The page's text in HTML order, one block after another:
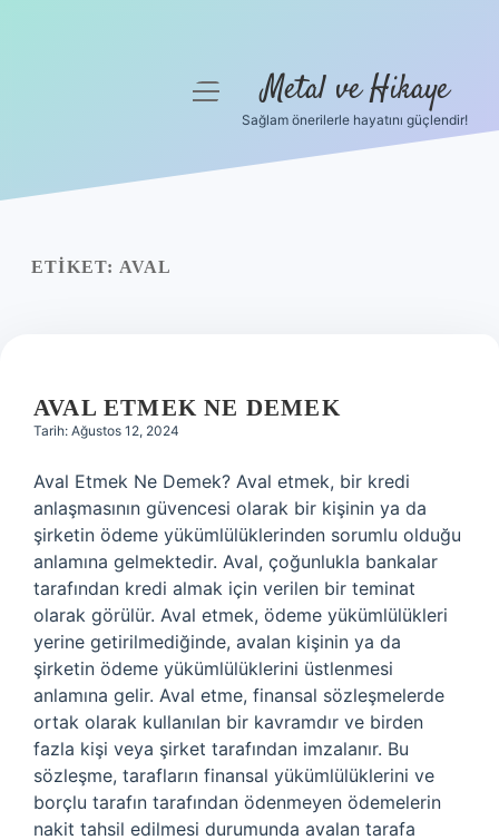
Yasal Uyarı
menüyüMetal ve Hikaye
Sağlam önerilerle hayatını güçlendir!
ETIKET: AVAL
AVAL ETMEK NE DEMEK
Tarih: Ağustos 12, 2024
Aval Etmek Ne Demek? Aval etmek, bir kredi
anlaşmasının güvencesi olarak bir kişinin ya da
şirketin ödeme yükümlülüklerinden sorumlu olduğu
anlamına gelmektedir. Aval, çoğunlukla bankalar
tarafından kredi almak için verilen bir teminat
olarak görülür. Aval etmek, ödeme yükümlülükleri
yerine getirilmediğinde, avalan kişinin ya da
şirketin ödeme yükümlülüklerini üstlenmesi
anlamına gelir. Aval etme, finansal sözleşmelerde
ortak olarak kullanılan bir kavramdır ve birden
fazla kişi veya şirket tarafından imzalanır. Bu
sözleşme, tarafların finansal yükümlülüklerini ve
borçlu tarafın tarafından ödenmeyen ödemelerin
nakit tahsil edilmesi durumunda avalan tarafa